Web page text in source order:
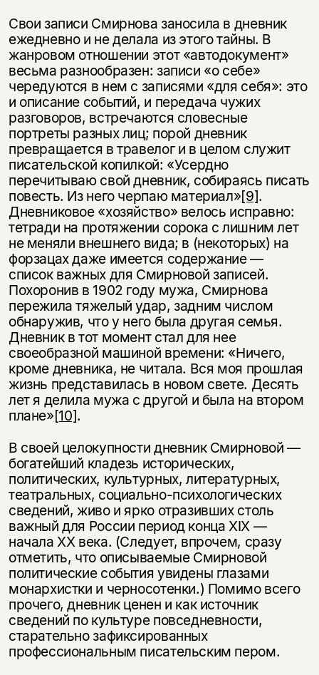
Свои записи Смирнова заносила в дневник
ежедневно и не делала из этого тайны. В
жанровом отношении этот «автодокумент»
весьма разнообразен: за­писи «о себе»
чередуются в нем с записями «для себя»: это
и описание собы­тий, и передача чужих
разговоров, встречаются словесные
портреты разных лиц; порой дневник
превращается в травелог и в целом служит
писательской копилкой: «Усердно
перечитываю свой дневник, собираясь писать
повесть. Из него черпаю материал»[9].
Дневниковое «хозяйство» велось исправно:
тет­ради на протяжении сорока с лишним лет
не меняли внешнего вида; в (неко­торых) на
форзацах даже имеется содержание —
список важных для Смир­новой записей.
Похоронив в 1902 году мужа, Смирнова
пережила тяжелый удар, задним числом
обнаружив, что у него была другая семья.
Дневник в тот момент стал для нее
своеобразной машиной времени: «Ничего,
кроме днев­ника, не читала. Вся моя прошлая
жизнь представилась в новом свете. Десять
лет я делила мужа с другой и была на втором
плане»[10].
В своей целокупности дневник Смирновой —
богатейший кладезь исто­рических,
политических, культурных, литературных,
театральных, соци­ально-психологических
сведений, живо и ярко отразивших столь
важный для России период конца XIX —
начала XX века. (Следует, впрочем, сразу
отме­тить, что описываемые Смирновой
политические события увидены глазами
монархистки и черносотенки.) Помимо всего
прочего, дневник ценен и как источник
сведений по культуре повседневности,
старательно зафиксирован­ных
профессиональным писательским пером.